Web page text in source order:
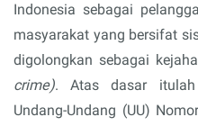
Indonesia sebagai
masyarakat yang bersifat
digolongkan sebagai
crime). Atas dasar itulah
Undang-Undang (UU)